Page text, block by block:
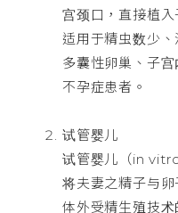
宫颈口，直接植
适用于精虫数少
多囊性卵巢、子
不孕症患者。
试管婴儿
试管婴儿（in
将夫妻之精子与
体外受精生殖技